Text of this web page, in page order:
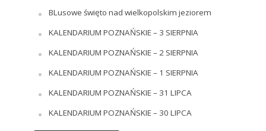
BLusowe święto nad wielkopolskim jeziorem
KALENDARIUM POZNAŃSKIE – 3 SIERPNIA
KALENDARIUM POZNAŃSKIE – 2 SIERPNIA
KALENDARIUM POZNAŃSKIE – 1 SIERPNIA
KALENDARIUM POZNAŃSKIE – 31 LIPCA
KALENDARIUM POZNAŃSKIE – 30 LIPCA